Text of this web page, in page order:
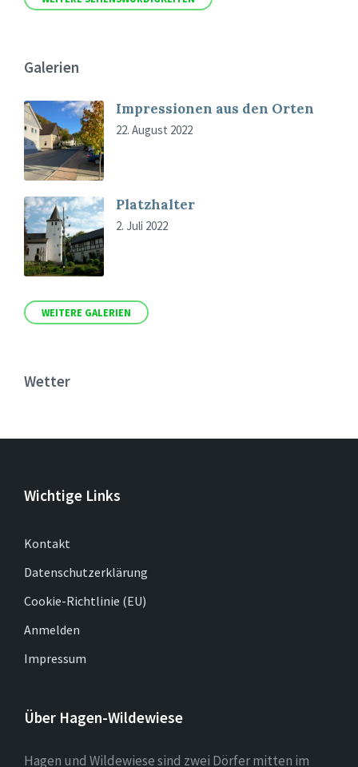
Galerien
Impressionen aus den Orten
22. August 2022
Platzhalter
2. Juli 2022
WEITERE GALERIEN
Wetter
Wichtige Links
Kontakt
Datenschutzerklärung
Cookie-Richtlinie (EU)
Anmelden
Impressum
Über Hagen-Wildewiese
Hagen und Wildewiese sind zwei Dörfer mitten im